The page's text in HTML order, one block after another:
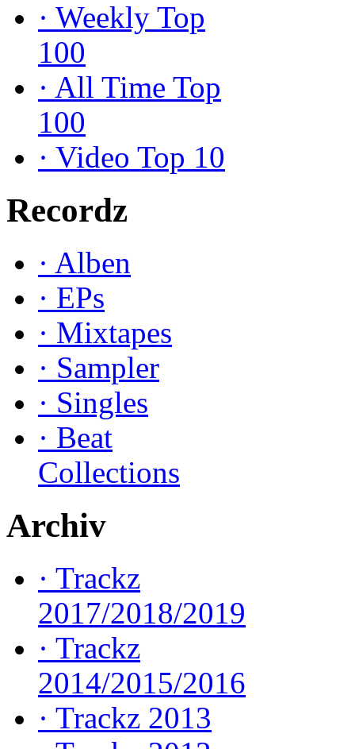
· Weekly Top
100
· All Time Top
100
· Video Top 10
Recordz
· Alben
· EPs
· Mixtapes
· Sampler
· Singles
· Beat
Collections
Archiv
· Trackz
2017/2018/2019
· Trackz
2014/2015/2016
· Trackz 2013